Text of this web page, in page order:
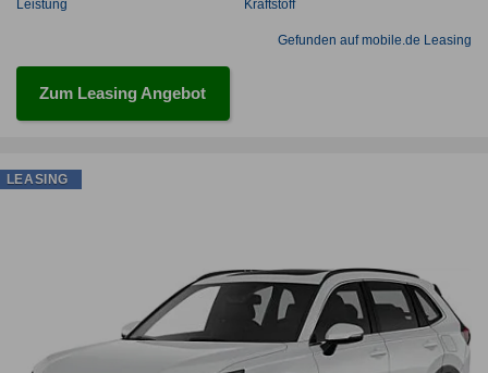
Leistung Kraftstoff
Gefunden auf mobile.de Leasing
Zum Leasing Angebot
LEASING